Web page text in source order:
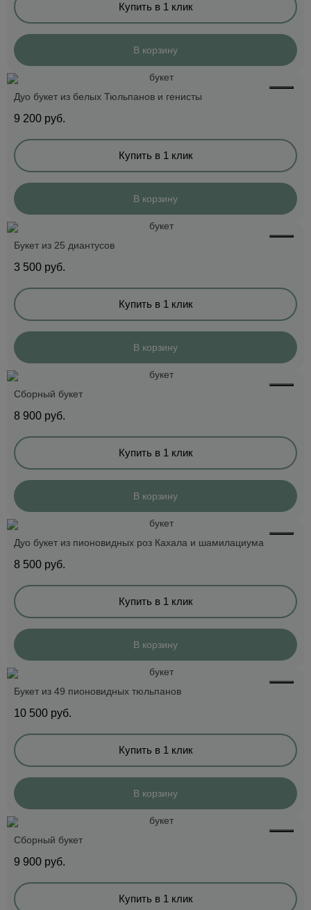
Купить в 1 клик
В корзину
Дуо букет из белых Тюльпанов и генисты
9 200 руб.
Купить в 1 клик
В корзину
Букет из 25 диантусов
3 500 руб.
Купить в 1 клик
В корзину
Сборный букет
8 900 руб.
Купить в 1 клик
В корзину
Дуо букет из пионовидных роз Кахала и шамилациума
8 500 руб.
Купить в 1 клик
В корзину
Букет из 49 пионовидных тюльпанов
10 500 руб.
Купить в 1 клик
В корзину
Сборный букет
9 900 руб.
Купить в 1 клик